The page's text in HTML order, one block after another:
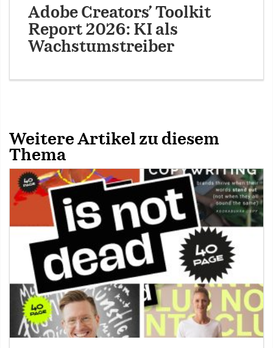
Adobe Creators’ Toolkit
Report 2026: KI als
Wachstumstreiber
Weitere Artikel zu diesem
Thema